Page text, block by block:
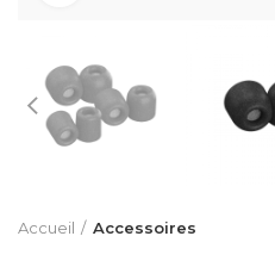
Accueil Accessoires